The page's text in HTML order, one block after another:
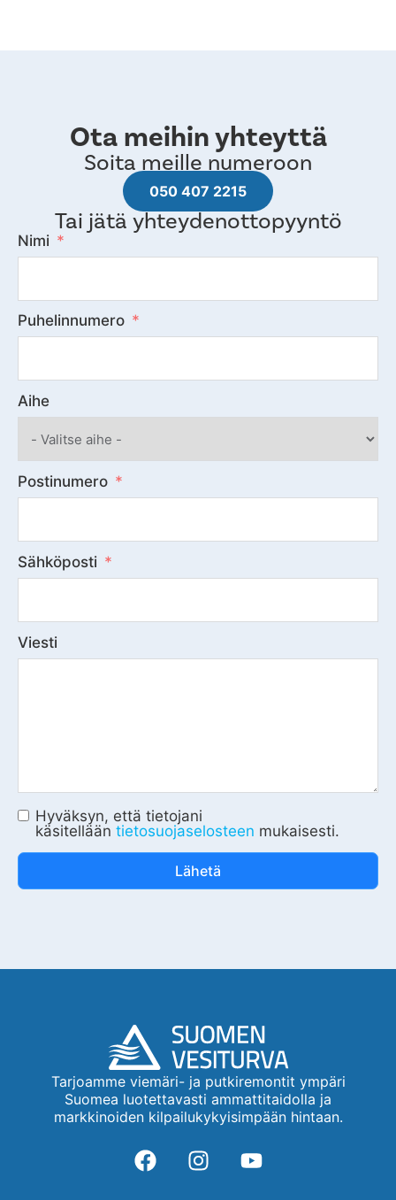
Ota meihin yhteyttä
Soita meille numeroon
050 407 2215
Tai jätä yhteydenottopyyntö
Nimi
Puhelinnumero
Aihe
Postinumero
Sähköposti
Viesti
Hyväksyn, että tietojani
käsitellään tietosuojaselosteen mukaisesti.
Lähetä
Tarjoamme viemäri- ja putkiremontit ympäri
Suomea luotettavasti ammattitaidolla ja
markkinoiden kilpailukykyisimpään hintaan.